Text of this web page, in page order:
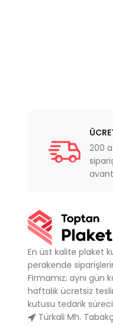
200
En üst kalite plaket
perakende
Firmamız; aynı gün
haftalık ücretsiz
kutusu tedarik
Türkali Mh.